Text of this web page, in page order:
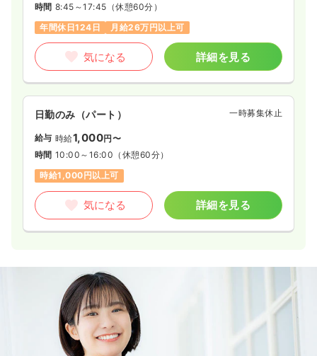
時間 8:45～17:45 （休憩60分）
年間休日124日
月給26万円以上可
気になる 詳細を見る
日勤のみ（パート） 一時募集休止
給与 時給1,000円〜
時間 10:00～16:00 （休憩60分）
時給1,000円以上可
気になる 詳細を見る